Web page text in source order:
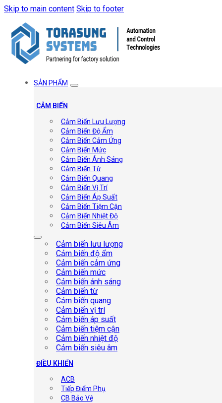
Skip to main content Skip to footer
SẢN PHẨM
CẢM BIẾN
Cảm Biến Lưu Lượng
Cảm Biến Độ Ẩm
Cảm Biến Cảm Ứng
Cảm Biến Mức
Cảm Biến Ánh Sáng
Cảm Biến Từ
Cảm Biến Quang
Cảm Biến Vị Trí
Cảm Biến Áp Suất
Cảm Biến Tiệm Cận
Cảm Biến Nhiệt Độ
Cảm Biến Siêu Âm
Cảm biến lưu lượng
Cảm biến độ ẩm
Cảm biến cảm ứng
Cảm biến mức
Cảm biến ánh sáng
Cảm biến từ
Cảm biến quang
Cảm biến vị trí
Cảm biến áp suất
Cảm biến tiệm cận
Cảm biến nhiệt độ
Cảm biến siêu âm
ĐIỀU KHIỂN
ACB
Tiếp Điểm Phụ
CB Bảo Vệ